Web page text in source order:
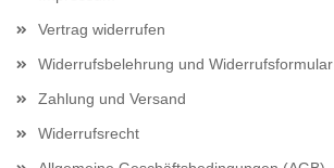
Vertrag widerrufen
Widerrufsbelehrung und Widerrufsformular
Zahlung und Versand
Widerrufsrecht